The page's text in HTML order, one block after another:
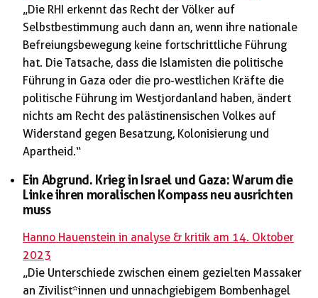
„Die RHI erkennt das Recht der Völker auf
Selbstbestimmung auch dann an, wenn ihre nationale
Befreiungsbewegung keine fortschrittliche Führung
hat. Die Tatsache, dass die Islamisten die politische
Führung in Gaza oder die pro-westlichen Kräfte die
politische Führung im Westjordanland haben, ändert
nichts am Recht des palästinensischen Volkes auf
Widerstand gegen Besatzung, Kolonisierung und
Apartheid.“
Ein Abgrund. Krieg in Israel und Gaza: Warum die
Linke ihren moralischen Kompass neu ausrichten
muss
Hanno Hauenstein in analyse & kritik am 14. Oktober
2023
„Die Unterschiede zwischen einem gezielten Massaker
an Zivilist*innen und unnachgiebigem Bombenhagel